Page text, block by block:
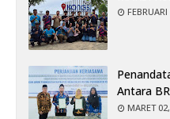
Antara
MARET